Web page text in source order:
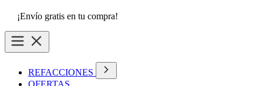
¡Envío gratis en tu compra!
REFACCIONES
OFERTAS